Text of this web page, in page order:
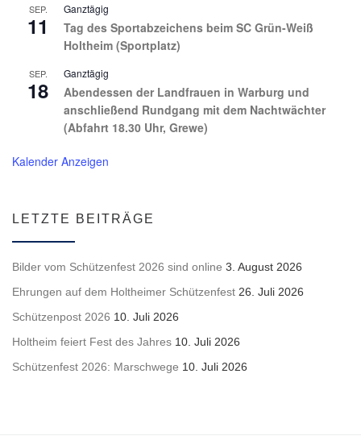
SEP.
11
Ganztägig
Tag des Sportabzeichens beim SC Grün-Weiß
Holtheim (Sportplatz)
SEP.
18
Ganztägig
Abendessen der Landfrauen in Warburg und
anschließend Rundgang mit dem Nachtwächter
(Abfahrt 18.30 Uhr, Grewe)
Kalender Anzeigen
LETZTE BEITRÄGE
Bilder vom Schützenfest 2026 sind online 3. August 2026
Ehrungen auf dem Holtheimer Schützenfest 26. Juli 2026
Schützenpost 2026 10. Juli 2026
Holtheim feiert Fest des Jahres 10. Juli 2026
Schützenfest 2026: Marschwege 10. Juli 2026